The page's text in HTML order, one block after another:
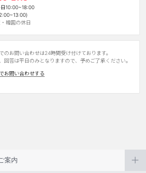
LINE FACEBOOK
10:00~18:00
韓国の休日
のお問い合わせは24時間受け付けております。
回答は平日のみとなりますので、予めご了承ください。
お問い合わせする
案内